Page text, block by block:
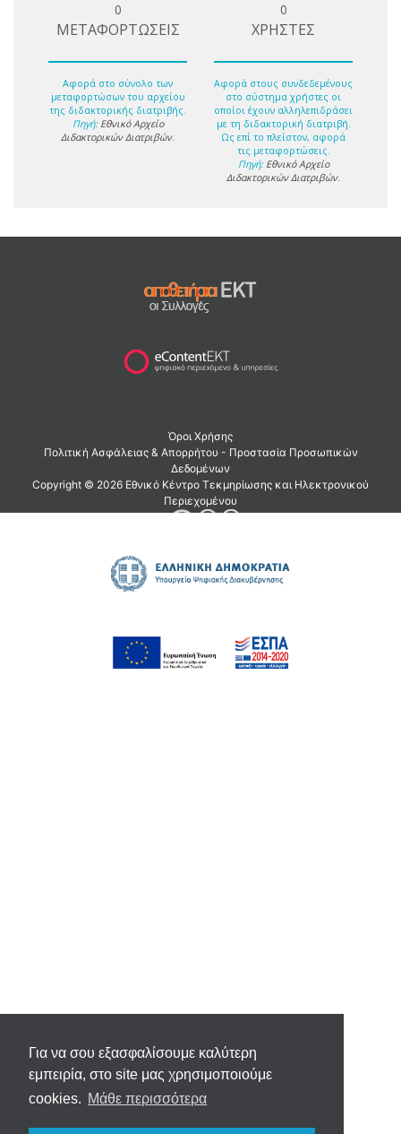
Για να σου εξασφαλίσουμε καλύτερη
εμπειρία, στο site μας χρησιμοποιούμε
cookies. Μάθε περισσότερα
0
ΜΕΤΑΦΟΡΤΩΣΕΙΣ
Αφορά στο σύνολο των
μεταφορτώσων του αρχείου
της διδακτορικής διατριβής.
Πηγή: Εθνικό Αρχείο
Διδακτορικών Διατριβών.
0
ΧΡΗΣΤΕΣ
Αφορά στους συνδεδεμένους
στο σύστημα χρήστες οι
οποίοι έχουν αλληλεπιδράσει
με τη διδακτορική διατριβή.
Ως επί το πλείστον, αφορά
τις μεταφορτώσεις.
Πηγή: Εθνικό Αρχείο
Διδακτορικών Διατριβών.